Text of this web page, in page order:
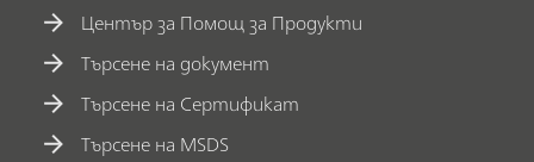
Център за Помощ за Продукти
Търсене на документ
Търсене на Сертификат
Търсене на MSDS